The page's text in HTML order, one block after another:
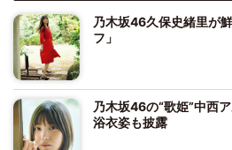
乃木坂46久保史緒里が
フ」
乃木坂46の“歌姫”中西
浴衣姿も披露